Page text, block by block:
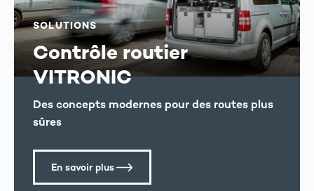
SOLUTIONS
Contrôle routier
VITRONIC
Des concepts modernes pour des routes plus
sûres
En savoir plus